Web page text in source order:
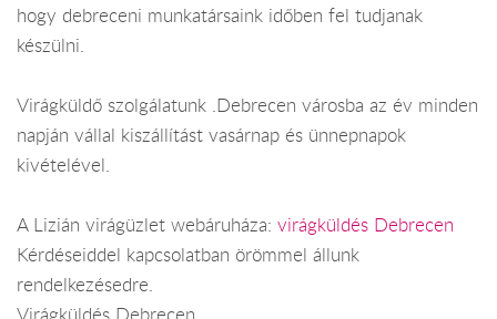
hogy debreceni munkatársaink időben fel tudjanak
készülni.
Virágküldő szolgálatunk .Debrecen városba az év minden
napján vállal kiszállítást vasárnap és ünnepnapok
kivételével.
A Lizián virágüzlet webáruháza: virágküldés Debrecen
Kérdéseiddel kapcsolatban örömmel állunk
rendelkezésedre.